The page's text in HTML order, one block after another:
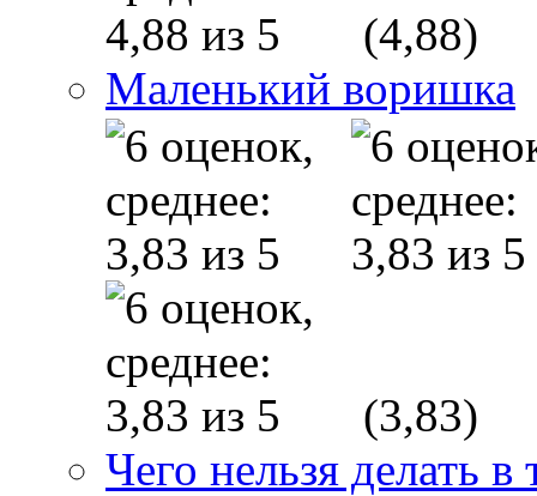
(4,88)
Маленький воришка
(3,83)
Чего нельзя делать в